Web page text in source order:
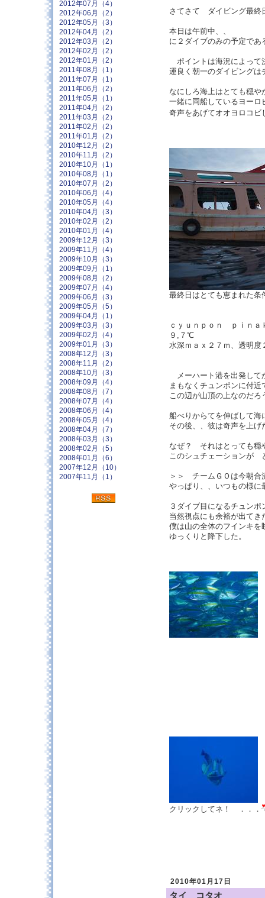
さてさて ダイビング最終
本日は午前中、、
に２ダイブのみの予定であ
ポイントは海況によって
運良く朝一のダイビングは
なにしろ海上はとても穏
一緒に同船しているヨーロ
奇声をあげてオオヨロコ
最終日はとても恵まれた条
ｃｙｕｎｐｏｎ ｐｉｎ
９,７℃
水深ｍａｘ２７ｍ、透明度
メーハート港を出発し
まもなくチュンポンに付
この辺が山頂の上なのだろ
船べりからてを伸ばして海
その後、、彼は奇声を上
なぜ？ それはとっても穏
このシュチェーションが
＞＞ チームＧＯは今朝合
やっぱり、、いつもの様に
３ダイブ目になるチュン
当然視点にも余裕が出て
僕は山の全体のフインキ
ゆっくりと降下した。
クリックしてネ！ ．．．
2010年01月17日
タイ コタオ
2012年07月（4）
2012年06月（2）
2012年05月（3）
2012年04月（2）
2012年03月（2）
2012年02月（2）
2012年01月（2）
2011年08月（1）
2011年07月（1）
2011年06月（2）
2011年05月（1）
2011年04月（2）
2011年03月（2）
2011年02月（2）
2011年01月（2）
2010年12月（2）
2010年11月（2）
2010年10月（1）
2010年08月（1）
2010年07月（2）
2010年06月（4）
2010年05月（4）
2010年04月（3）
2010年02月（2）
2010年01月（4）
2009年12月（3）
2009年11月（4）
2009年10月（3）
2009年09月（1）
2009年08月（2）
2009年07月（4）
2009年06月（3）
2009年05月（5）
2009年04月（1）
2009年03月（3）
2009年02月（4）
2009年01月（3）
2008年12月（3）
2008年11月（2）
2008年10月（3）
2008年09月（4）
2008年08月（7）
2008年07月（4）
2008年06月（4）
2008年05月（4）
2008年04月（7）
2008年03月（3）
2008年02月（5）
2008年01月（6）
2007年12月（10）
2007年11月（1）